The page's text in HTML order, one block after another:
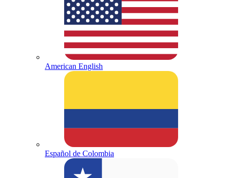
American English
Español de Colombia